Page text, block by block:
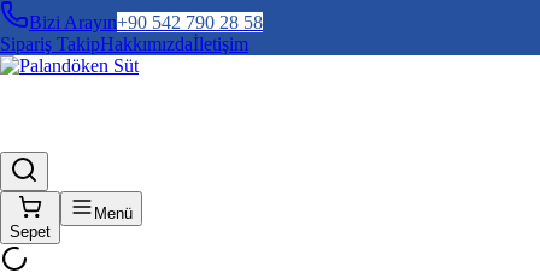
Bizi Arayın+90 542 790 28 58
Sipariş TakipHakkımızdaİletişim
Sepet
Menü